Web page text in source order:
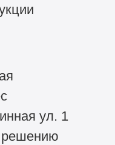
ул. 1
решению